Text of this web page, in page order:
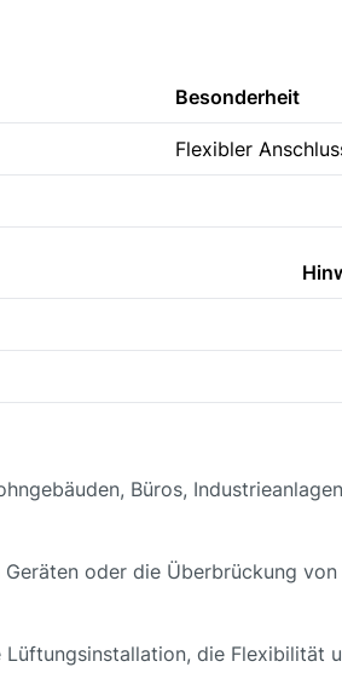
Besonderheit
Flexibler
Büros,
oder die Überbrückung
die Flexibilität